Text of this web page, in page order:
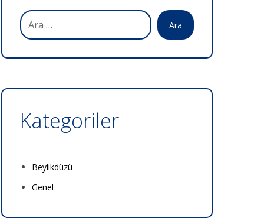
Ara
Kategoriler
Beylikdüzü
Genel